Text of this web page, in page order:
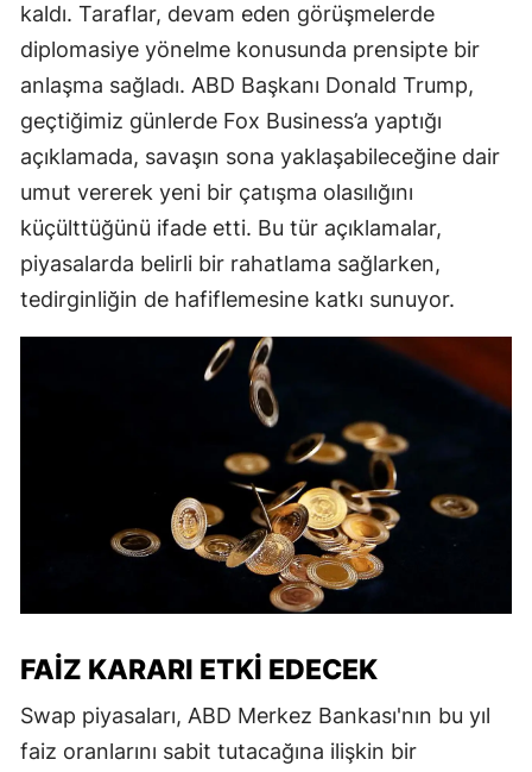
kaldı. Taraflar, devam eden görüşmelerde
diplomasiye yönelme konusunda prensipte bir
anlaşma sağladı. ABD Başkanı Donald Trump,
geçtiğimiz günlerde Fox Business’a yaptığı
açıklamada, savaşın sona yaklaşabileceğine dair
umut vererek yeni bir çatışma olasılığını
küçülttüğünü ifade etti. Bu tür açıklamalar,
piyasalarda belirli bir rahatlama sağlarken,
tedirginliğin de hafiflemesine katkı sunuyor.
FAİZ KARARI ETKİ EDECEK
Swap piyasaları, ABD Merkez Bankası'nın bu yıl
faiz oranlarını sabit tutacağına ilişkin bir